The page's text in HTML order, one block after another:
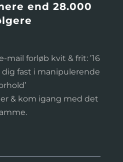
end 28.000
mail forløb kvit & frit: ’16
fast i manipulerende
& kom igang med det